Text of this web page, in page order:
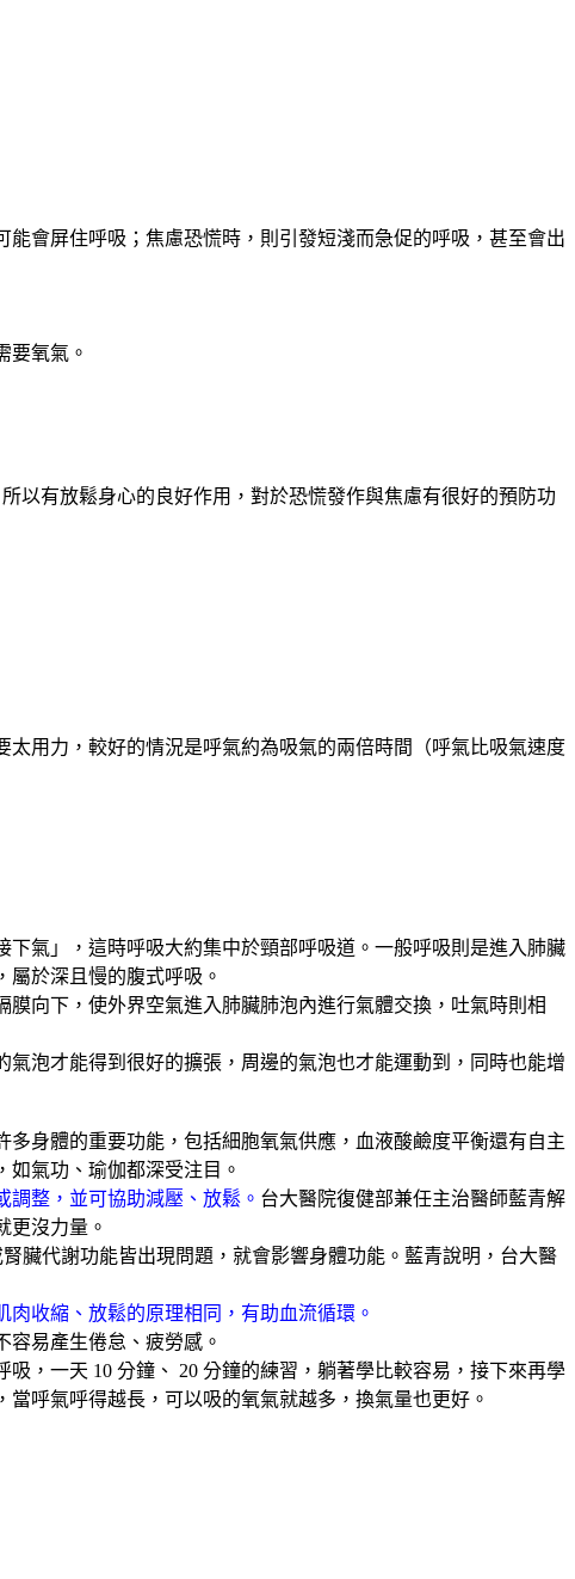
會屏住呼吸；焦慮恐慌時，則引發短淺而急促的呼吸，甚至會出
要氧氣。
以有放鬆身心的良好作用，對於恐慌發作與焦慮有很好的預防功
用力，較好的情況是呼氣約為吸氣的兩倍時間（呼氣比吸氣速度
氣」，這時呼吸大約集中於頸部呼吸道。一般呼吸則是進入肺臟
於深且慢的腹式呼吸。
向下，使外界空氣進入肺臟肺泡內進行氣體交換，吐氣時則相
泡才能得到很好的擴張，周邊的氣泡也才能運動到，同時也能增
身體的重要功能，包括細胞氧氣供應，血液酸鹼度平衡還有自主
氣功、瑜伽都深受注目。
整，並可協助減壓、放鬆。 台大醫院復健部兼任主治醫師藍青解
更沒力量。
腎臟代謝功能皆出現問題，就會影響身體功能。藍青說明，台大醫
收縮、放鬆的原理相同，有助血流循環。
易產生倦怠、疲勞感。
吸，一天 10 分鐘、 20 分鐘的練習，躺著學比較容易，接下來再學
呼氣呼得越長，可以吸的氧氣就越多，換氣量也更好。